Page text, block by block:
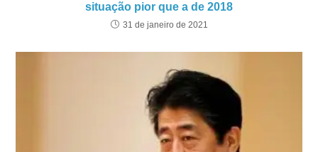
situação pior que a de 2018
31 de janeiro de 2021